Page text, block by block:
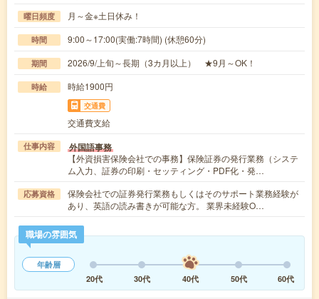
曜日頻度 月～金※土日休み！
時間 9:00～17:00(実働:7時間) (休憩60分)
期間 2026/9/上旬～長期（3カ月以上） ★9月～OK！
時給 時給1900円
交通費
交通費支給
仕事内容 外国語事務
【外資損害保険会社での事務】保険証券の発行業務（システ
ム入力、証券の印刷・セッティング・PDF化・発…
応募資格
保険会社での証券発行業務もしくはそのサポート業務経験が
あり、英語の読み書きが可能な方。 業界未経験O…
職場の雰囲気
年齢層
20代
30代 40代 50代 60代